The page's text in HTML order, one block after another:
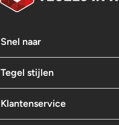
Snel naar
Tegel stijlen
Klantenservice